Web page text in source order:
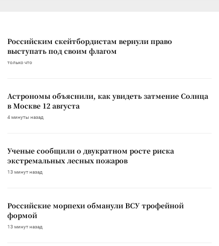
Российским скейтбордистам вернули право
выступать под своим флагом
только что
Астрономы объяснили, как увидеть затмение Солнца
в Москве 12 августа
4 минуты назад
Ученые сообщили о двукратном росте риска
экстремальных лесных пожаров
13 минут назад
Российские морпехи обманули ВСУ трофейной
формой
13 минут назад